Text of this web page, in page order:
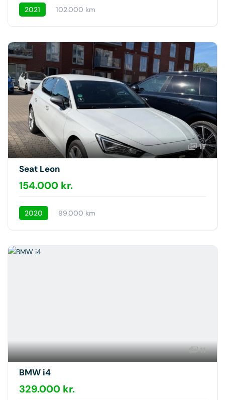
2021 102.000 km
17
Seat Leon
154.000 kr.
2020 99.000 km
11
BMW i4
329.000 kr.